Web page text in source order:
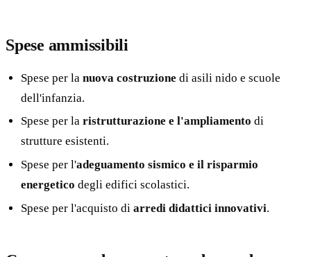
Spese ammissibili
Spese per lanuova costruzione di asili nido e scuole
dell'infanzia.
Spese per laristrutturazione e l'ampliamento di
strutture esistenti.
Spese per l'adeguamento sismico e il risparmio
energetico degli edifici scolastici.
Spese per l'acquisto diarredi didattici innovativi.